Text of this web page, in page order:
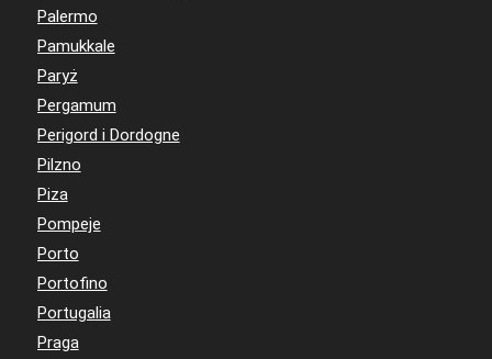
Palermo
Pamukkale
Paryż
Pergamum
Perigord i Dordogne
Pilzno
Piza
Pompeje
Porto
Portofino
Portugalia
Praga